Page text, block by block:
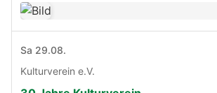
Sa 29.08.
Kulturverein e.V.